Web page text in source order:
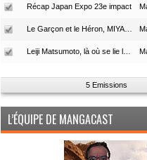
Récap Japan Expo 23e impact
5 Emissions
L’ÉQUIPE DE MANGACAST